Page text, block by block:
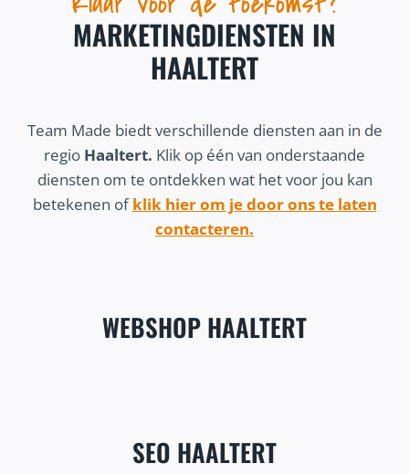
MARKETINGDIENSTEN IN
HAALTERT
Team Made biedt verschillende diensten aan in de
regio Haaltert. Klik op één van onderstaande
diensten om te ontdekken wat het voor jou kan
betekenen ofklik hier om je door ons te laten
contacteren.
WEBSHOP HAALTERT
SEO HAALTERT